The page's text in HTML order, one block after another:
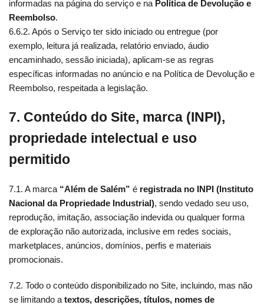
informadas na página do serviço e na Política de Devolução e
Reembolso.
6.6.2. Após o Serviço ter sido iniciado ou entregue (por
exemplo, leitura já realizada, relatório enviado, áudio
encaminhado, sessão iniciada), aplicam-se as regras
específicas informadas no anúncio e na Política de Devolução e
Reembolso, respeitada a legislação.
7. Conteúdo do Site, marca (INPI),
propriedade intelectual e uso
permitido
7.1. A marca “Além de Salém” é registrada no INPI (Instituto
Nacional da Propriedade Industrial), sendo vedado seu uso,
reprodução, imitação, associação indevida ou qualquer forma
de exploração não autorizada, inclusive em redes sociais,
marketplaces, anúncios, domínios, perfis e materiais
promocionais.
7.2. Todo o conteúdo disponibilizado no Site, incluindo, mas não
se limitando a textos, descrições, títulos, nomes de